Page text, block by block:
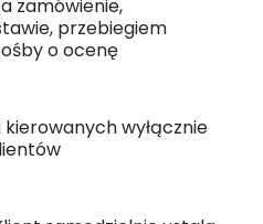
zamówienie,
przebiegiem
o ocenę
wyłącznie